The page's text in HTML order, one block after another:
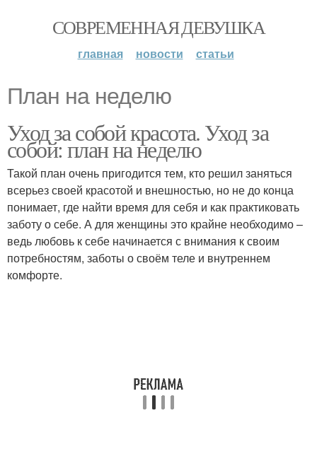
СОВРЕМЕННАЯ ДЕВУШКА
главная новости статьи
План на неделю
Уход за собой красота. Уход за
собой: план на неделю
Такой план очень пригодится тем, кто решил заняться
всерьез своей красотой и внешностью, но не до конца
понимает, где найти время для себя и как практиковать
заботу о себе. А для женщины это крайне необходимо –
ведь любовь к себе начинается с внимания к своим
потребностям, заботы о своём теле и внутреннем
комфорте.